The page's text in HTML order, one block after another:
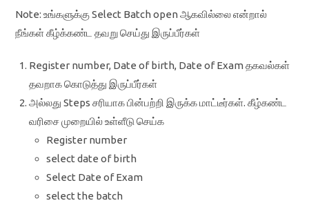
Note: உங்களுக்கு Select Batch open ஆகவில்லை என்றால்
நீங்கள் கீழ்க்கண்ட தவறு செய்து இருப்பீர்கள்
Register number, Date of birth, Date of Exam தகவல்கள்
தவறாக கொடுத்து இருப்பீர்கள்
அல்லது Steps சரியாக பின்பற்றி இருக்க மாட்டீர்கள். கீழ்கண்ட
வரிசை முறையில் உள்ளீடு செய்க
Register number
select date of birth
Select Date of Exam
select the batch